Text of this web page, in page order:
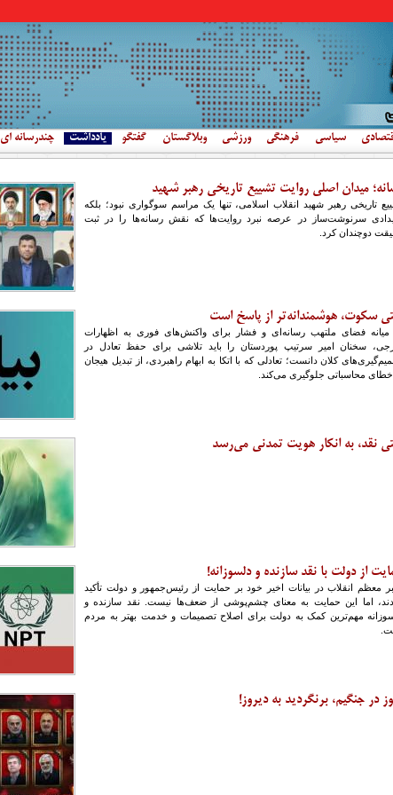
سیاسی فرهنگی ورزشی وبلاگستان گفتگو یادداشت چندرسانه ای
میدان اصلی روایت تشییع تاریخی رهبر شهید
تاریخی رهبر شهید انقلاب اسلامی، تنها یک مراسم سوگواری نبود؛ بلکه
سرنوشت‌ساز در عرصه نبرد روایت‌ها که نقش رسانه‌ها را در ثبت
دوچندان کرد.
سکوت، هوشمندانه‌تر از پاسخ است
میانه فضای ملتهب رسانه‌ای و فشار برای واکنش‌های فوری به اظهارات
سخنان امیر سرتیپ پوردستان را باید تلاشی برای حفظ تعادل در
کلان دانست؛ تعادلی که با اتکا به ابهام راهبردی، از تبدیل هیجان
خطای محاسباتی جلوگیری می‌کند.
نقد، به انکار هویت تمدنی می‌رسد
از دولت با نقد سازنده و دلسوزانه!
معظم انقلاب در بیانات اخیر خود بر حمایت از رئیس‌جمهور و دولت تأکید
اما این حمایت به معنای چشم‌پوشی از ضعف‌ها نیست. نقد سازنده و
مهم‌ترین کمک به دولت برای اصلاح تصمیمات و خدمت بهتر به مردم
در جنگیم، برنگردید به دیروز!